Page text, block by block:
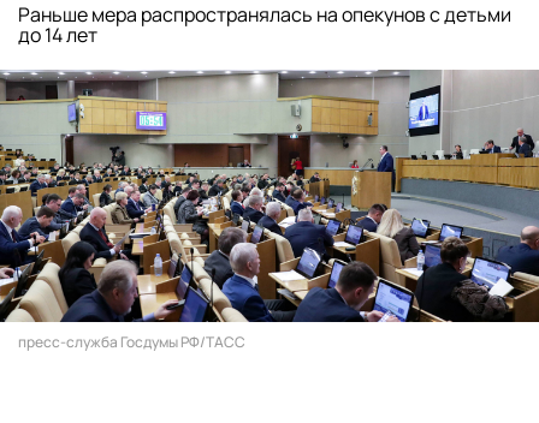
Раньше мера распространялась на опекунов с детьми
до 14 лет
пресс-служба Госдумы РФ/ТАСС